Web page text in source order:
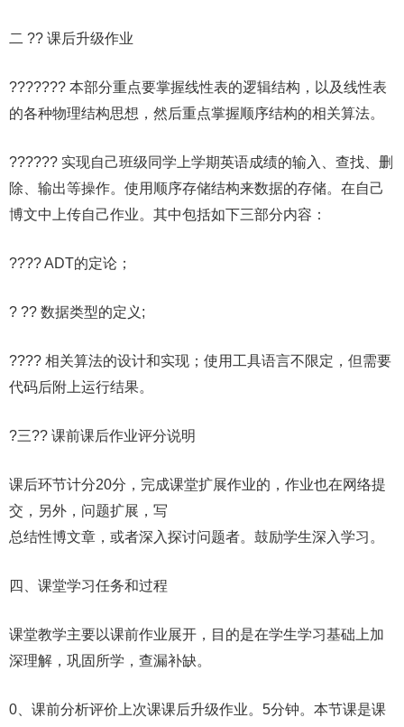
二 ?? 课后升级作业
??????? 本部分重点要掌握线性表的逻辑结构，以及线性表
的各种物理结构思想，然后重点掌握顺序结构的相关算法。
?????? 实现自己班级同学上学期英语成绩的输入、查找、删
除、输出等操作。使用顺序存储结构来数据的存储。在自己
博文中上传自己作业。其中包括如下三部分内容：
???? ADT的定论；
? ?? 数据类型的定义;
???? 相关算法的设计和实现；使用工具语言不限定，但需要
代码后附上运行结果。
?三?? 课前课后作业评分说明
课后环节计分20分，完成课堂扩展作业的，作业也在网络提
交，另外，问题扩展，写
总结性博文章，或者深入探讨问题者。鼓励学生深入学习。
四、课堂学习任务和过程
课堂教学主要以课前作业展开，目的是在学生学习基础上加
深理解，巩固所学，查漏补缺。
0、课前分析评价上次课课后升级作业。5分钟。本节课是课